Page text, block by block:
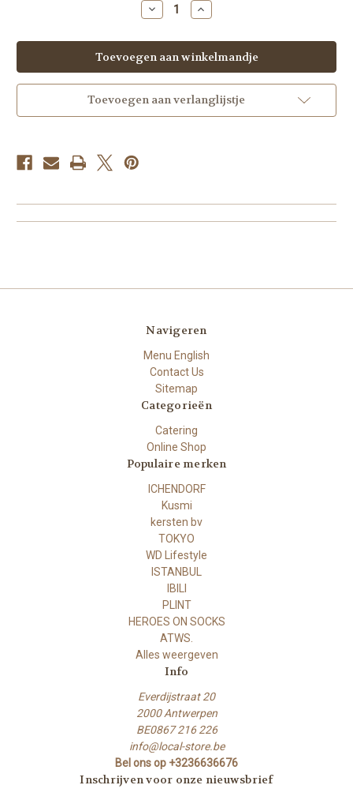
Hoeveelheid
verlagen
|
Broodpudding
|
Hoeveelheid
verhogen
|
Broodpudding
|
Toevoegen aan verlanglijstje
Navigeren
Menu English
Contact Us
Sitemap
Categorieën
Catering
Online Shop
Populaire merken
ICHENDORF
Kusmi
kersten bv
TOKYO
WD Lifestyle
ISTANBUL
IBILI
PLINT
HEROES ON SOCKS
ATWS.
Alles weergeven
Info
Everdijstraat 20
2000 Antwerpen
BE0867 216 226
info@local-store.be
Bel ons op +3236636676
Inschrijven voor onze nieuwsbrief